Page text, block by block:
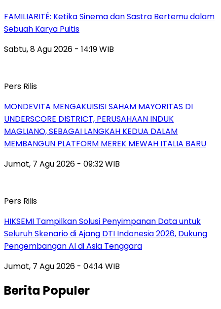
FAMILIARITÉ: Ketika Sinema dan Sastra Bertemu dalam
Sebuah Karya Puitis
Sabtu, 8 Agu 2026 - 14:19 WIB
Pers Rilis
MONDEVITA MENGAKUISISI SAHAM MAYORITAS DI
UNDERSCORE DISTRICT, PERUSAHAAN INDUK
MAGLIANO, SEBAGAI LANGKAH KEDUA DALAM
MEMBANGUN PLATFORM MEREK MEWAH ITALIA BARU
Jumat, 7 Agu 2026 - 09:32 WIB
Pers Rilis
HIKSEMI Tampilkan Solusi Penyimpanan Data untuk
Seluruh Skenario di Ajang DTI Indonesia 2026, Dukung
Pengembangan AI di Asia Tenggara
Jumat, 7 Agu 2026 - 04:14 WIB
Berita Populer